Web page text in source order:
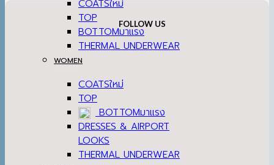
COATS
TOP
BOTTOM
THERMAL UNDERWEAR
WOMEN
COATS
TOP
BOTTOM
DRESSES & AIRPORT
LOOKS
THERMAL UNDERWEAR
FOLLOW US